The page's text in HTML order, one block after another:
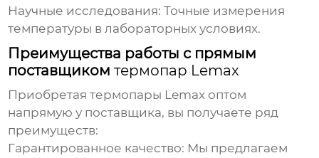
Научные исследования: Точные измерения
температуры в лабораторных условиях.
Преимущества работы с прямым
поставщикомтермопар Lemax
Приобретаятермопары Lemax оптом
напрямую у поставщика, вы получаете ряд
преимуществ:
Гарантированное качество: Мы предлагаем